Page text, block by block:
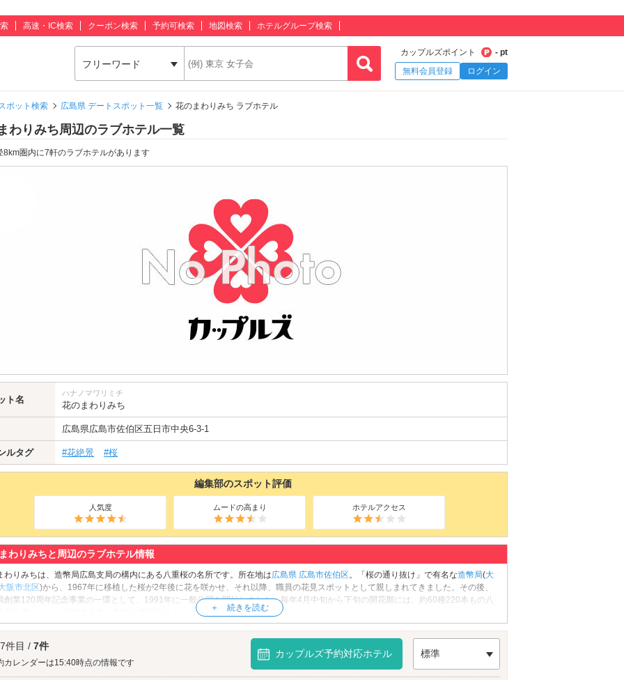
高速・IC検索 クーポン検索 予約可検索 地図検索 ホテルグループ検索
フリーワード
カップルズポイント
- pt
無料会員登録
ログイン
ポット検索 広島県 デートスポット一覧 花のまわりみち ラブホテル
わりみち周辺のラブホテル一覧
8km圏内に7軒のラブホテルがあります
ト名
ハナノマワリミチ
花のまわりみち
広島県広島市佐伯区五日市中央6-3-1
ルタグ #花絶景 #桜
編集部のスポット評価
人気度 ムードの高まり ホテルアクセス
わりみちと周辺のラブホテル情報
わりみちは、造幣局広島支局の構内にある八重桜の名所です。所在地は広島県 広島市佐伯区。「桜の通り抜け」で有名な造幣局(大
阪市北区)から、1967年に移植した桜が2年後に花を咲かせ、それ以降、職員の花見スポットとして親しまれてきました。その後、
創業120周年記念事業の一環として、1991年に一般公開を開始しました。毎年4月中旬から下旬の開花期には、約60種220本もの八
花を楽しむことができます。春のお散歩デートにいかがですか？
わりみちへは、西広島・五日市エリアのラブホテルからもアクセスが便利です。
件目 / 7件
レンダーは15:40時点の情報です
カップルズ予約対応ホテル 標準